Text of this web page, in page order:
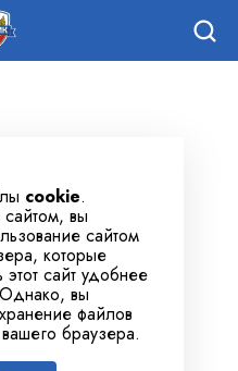
cookie.
вы
сайтом
которые
сайт удобнее
вы
файлов
браузера.